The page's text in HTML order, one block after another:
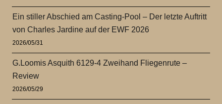
Ein stiller Abschied am Casting-Pool – Der letzte Auftritt
von Charles Jardine auf der EWF 2026
2026/05/31
G.Loomis Asquith 6129-4 Zweihand Fliegenrute –
Review
2026/05/29